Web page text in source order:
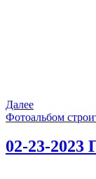
Далее
Фотоальбом
02-23-2023